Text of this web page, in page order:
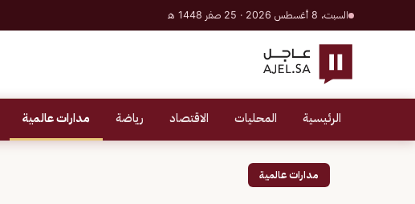
السبت، 8 أغسطس 2026 · 25 صفر 1448 هـ
الرئيسية المحليات الاقتصاد رياضة مدارات عالمية
مدارات عالمية